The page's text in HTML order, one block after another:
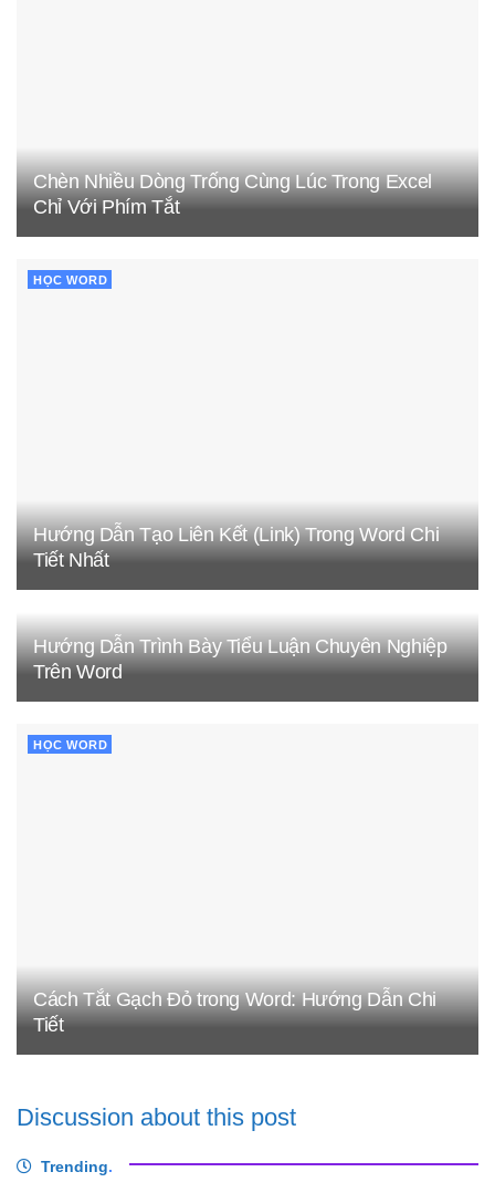
Chèn Nhiều Dòng Trống Cùng Lúc Trong Excel
Chỉ Với Phím Tắt
HỌC WORD
Hướng Dẫn Tạo Liên Kết (Link) Trong Word Chi
Tiết Nhất
Hướng Dẫn Trình Bày Tiểu Luận Chuyên Nghiệp
Trên Word
HỌC WORD
Cách Tắt Gạch Đỏ trong Word: Hướng Dẫn Chi
Tiết
Discussion about this post
Trending.